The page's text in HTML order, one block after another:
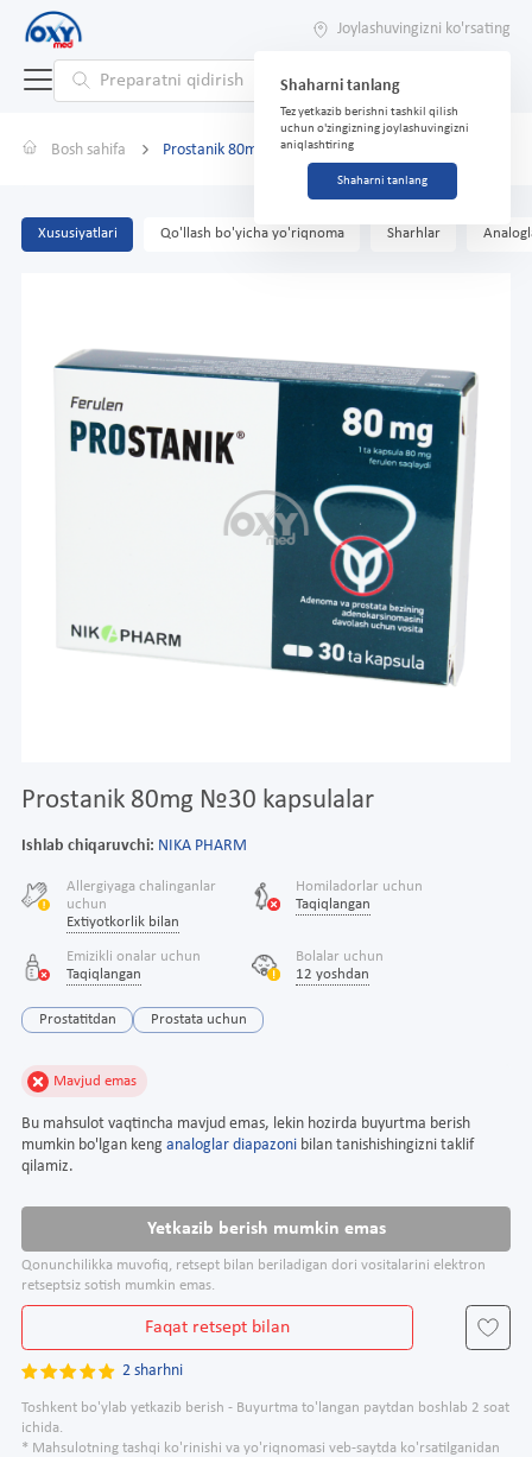
Joylashuvingizni ko'rsating
Shaharni tanlang
Tez yetkazib berishni tashkil qilish
uchun o'zingizning joylashuvingizni
aniqlashtiring
Shaharni tanlang
Bosh sahifa Prostanik 80mg №30 kapsulalar
Xususiyatlari Qo'llash bo'yicha yo'riqnoma Sharhlar
Prostanik 80mg №30 kapsulalar
Ishlab chiqaruvchi: NIKA PHARM
Allergiyaga chalinganlar
uchun
Extiyotkorlik bilan
Homiladorlar uchun
Taqiqlangan
Emizikli onalar uchun
Taqiqlangan
Bolalar uchun
12 yoshdan
Prostatitdan Prostata uchun
Mavjud emas
Bu mahsulot vaqtincha mavjud emas, lekin hozirda buyurtma berish
mumkin bo'lgan keng analoglar diapazoni bilan tanishishingizni taklif
qilamiz.
Yetkazib berish mumkin emas
Qonunchilikka muvofiq, retsept bilan beriladigan dori vositalarini elektron
retseptsiz sotish mumkin emas.
Faqat retsept bilan
2 sharhni
Toshkent bo'ylab yetkazib berish - Buyurtma to'langan paytdan boshlab 2 soat
ichida.
* Mahsulotning tashqi ko'rinishi va yo'riqnomasi veb-saytda ko'rsatilganidan